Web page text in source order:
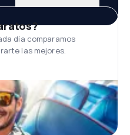
día comparamos
las mejores.